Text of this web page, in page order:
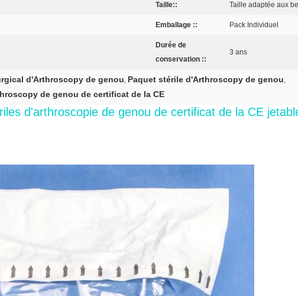
Taille:: Taille adaptée aux
Emballage :: Pack Individuel
Durée de
conservation ::
3 ans
d'Arthroscopy de genou, Paquet stérile d'Arthroscopy de genou,
de genou de certificat de la CE
d'arthroscopie de genou de certificat de la CE